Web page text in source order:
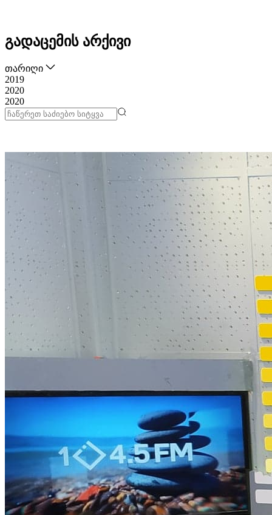
გადაცემის არქივი
თარიღი
2019
2020
2020